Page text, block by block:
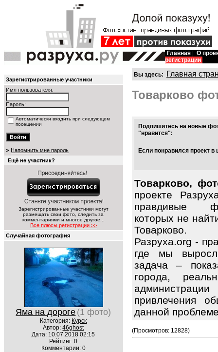
Главная
О
регистрации
Зарегистрированные участники
Имя пользователя:
Пароль:
Автоматически входить при следующем
посещении
» Напомнить мне пароль
Ещё не участник?
Зарегистрированные участники могут
размещать свои фото, следить за
комментариями и многое другое...
Все плюсы регистрации >>
Случайная фотография
Яма на дороге (1 фото)
Категория: Курск
Автор:46ghost
Дата: 10.07.2018 02:15
Рейтинг: 0
Комментарии: 0
Вы здесь: Главная
Товарково
Подпишитесь на новые
"нравится":
Если понравился проект
Товарково,
проекте
правдивые
которых не
Товарково.
Разруха.org -
где мы
задача –
города,
привлечения
данной
(Просмотров: 12828)